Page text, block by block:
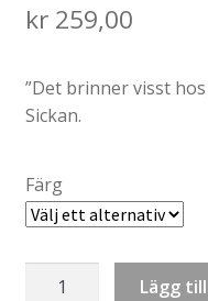
kr259,00
”Det brinner visst
Sickan.
Färg
Keps:
Lägg